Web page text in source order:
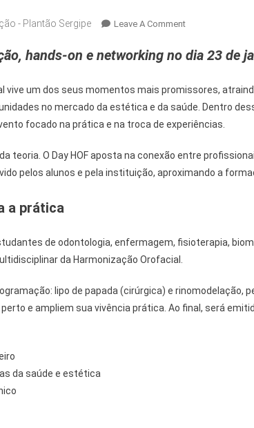
- Plantão Sergipe Leave A CommentOn
HOF
Harmonização
Orofacial
Para
Prática
hands-on e networking no dia 23 de
vive um dos seus momentos mais promissores,
no mercado da estética e da saúde. Dentro
focado na prática e na troca de experiências.
teoria. O Day HOF aposta na conexão entre
pelos alunos e pela instituição, aproximando a
a prática
de odontologia, enfermagem, fisioterapia,
da Harmonização Orofacial.
lipo de papada (cirúrgica) e rinomodelação,
e ampliem sua vivência prática. Ao final, será
da saúde e estética